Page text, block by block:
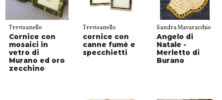
Trevisanello
Cornice con
mosaici in
vetro di
Murano ed oro
zecchino
Trevisanello
cornice con
canne fumè e
specchietti
Sandra Mavaracchio
Angelo di
Natale -
Merletto di
Burano